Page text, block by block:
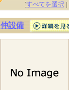
[すべてを選択 |
仲設備